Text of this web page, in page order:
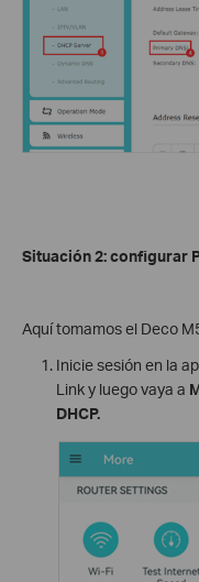
Situación 2: configurar
Aquí tomamos el Deco
Inicie sesión en la
Link y luego vaya a
DHCP.